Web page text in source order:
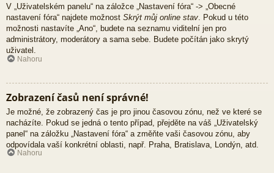
V „Uživatelském panelu“ na záložce „Nastavení fóra“ -> „Obecné
nastavení fóra“ najdete možnost Skrýt můj online stav. Pokud u této
možnosti nastavíte „Ano“, budete na seznamu viditelní jen pro
administrátory, moderátory a sama sebe. Budete počítán jako skrytý
uživatel.
Nahoru
Zobrazení časů není správné!
Je možné, že zobrazený čas je pro jinou časovou zónu, než ve které se
nacházíte. Pokud se jedná o tento případ, přejděte na váš „Uživatelský
panel“ na záložku „Nastavení fóra“ a změňte vaši časovou zónu, aby
odpovídala vaší konkrétní oblasti, např. Praha, Bratislava, Londýn, atd.
Nahoru